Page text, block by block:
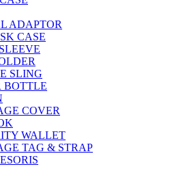
ADAPTOR
CASE
SLING
BOTTLE
COVER
WALLET
TAG & STRAP